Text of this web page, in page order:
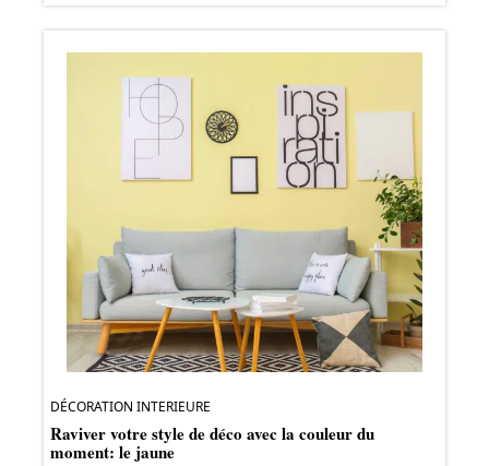
DÉCORATION INTERIEURE
Raviver votre style de déco avec la couleur du
moment: le jaune